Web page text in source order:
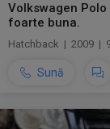
Volkswagen
foarte buna.
Hatchback | 2009 |
Sună